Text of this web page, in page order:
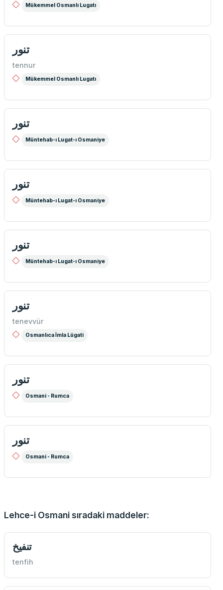
Mükemmel Osmanlı Lugatı
تنور
tennur
Mükemmel Osmanlı Lugatı
تنور
Müntehab-ı Lugat-ı Osmaniye
تنور
Müntehab-ı Lugat-ı Osmaniye
تنور
Müntehab-ı Lugat-ı Osmaniye
تنور
tenevvür
Osmanlıca İmla Lügati
تنور
Osmani - Rumca
تنور
Osmani - Rumca
Lehce-i Osmani sıradaki maddeler:
تنفيخ
tenfih